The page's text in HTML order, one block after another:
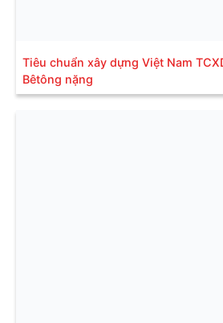
Tiêu chuẩn xây dựng Việt Nam
Bêtông nặng